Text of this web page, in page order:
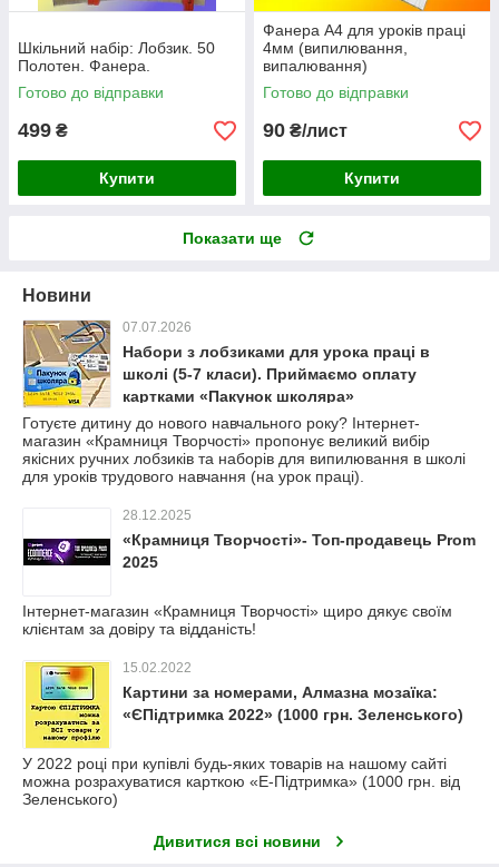
Шкільний набір: Лобзик. 50
Полотен. Фанера.
Готово до відправки
499 ₴
Купити
Фанера А4 для уроків праці
4мм (випилювання,
випалювання)
Готово до відправки
90 ₴/лист
Купити
Показати ще
Новини
07.07.2026
Набори з лобзиками для урока праці в
школі (5-7 класи). Приймаємо оплату
картками «Пакунок школяра»
Готуєте дитину до нового навчального року? Інтернет-
магазин «Крамниця Творчості» пропонує великий вибір
якісних ручних лобзиків та наборів для випилювання в школі
для уроків трудового навчання (на урок праці).
28.12.2025
«Крамниця Творчості»- Топ-продавець Prom
2025
Інтернет-магазин «Крамниця Творчості» щиро дякує своїм
клієнтам за довіру та відданість!
15.02.2022
Картини за номерами, Алмазна мозаїка:
«ЄПідтримка 2022» (1000 грн. Зеленського)
У 2022 році при купівлі будь-яких товарів на нашому сайті
можна розрахуватися карткою «Е-Підтримка» (1000 грн. від
Зеленського)
Дивитися всі новини